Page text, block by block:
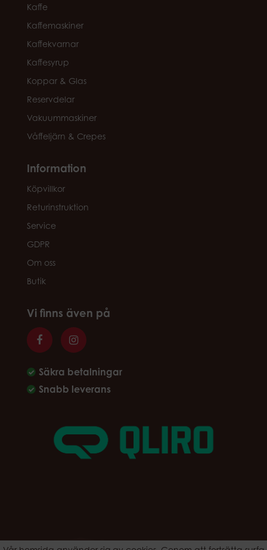
Kaffe
Kaffemaskiner
Kaffekvarnar
Kaffesyrup
Koppar & Glas
Reservdelar
Vakuummaskiner
Våffeljärn & Crepes
Information
Köpvillkor
Returinstruktion
Service
GDPR
Om oss
Butik
Vi finns även på
Säkra betalningar
Snabb leverans